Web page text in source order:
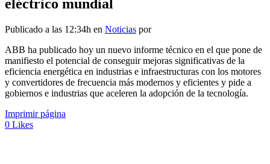
eléctrico mundial
Publicado a las 12:34h en Noticias por
ABB ha publicado hoy un nuevo informe técnico en el que pone de
manifiesto el potencial de conseguir mejoras significativas de la
eficiencia energética en industrias e infraestructuras con los motores
y convertidores de frecuencia más modernos y eficientes y pide a
gobiernos e industrias que aceleren la adopción de la tecnología.
Imprimir página
0 Likes